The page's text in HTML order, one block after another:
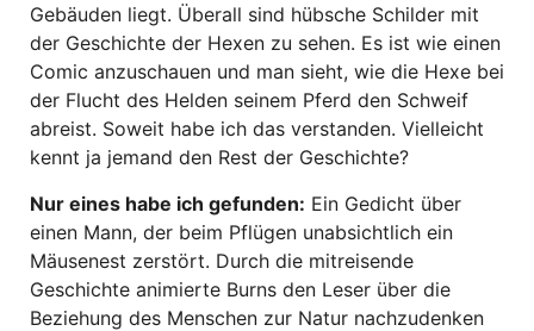
Gebäuden liegt. Überall sind hübsche Schilder mit
der Geschichte der Hexen zu sehen. Es ist wie einen
Comic anzuschauen und man sieht, wie die Hexe bei
der Flucht des Helden seinem Pferd den Schweif
abreist. Soweit habe ich das verstanden. Vielleicht
kennt ja jemand den Rest der Geschichte?
Nur eines habe ich gefunden: Ein Gedicht über
einen Mann, der beim Pflügen unabsichtlich ein
Mäusenest zerstört. Durch die mitreisende
Geschichte animierte Burns den Leser über die
Beziehung des Menschen zur Natur nachzudenken